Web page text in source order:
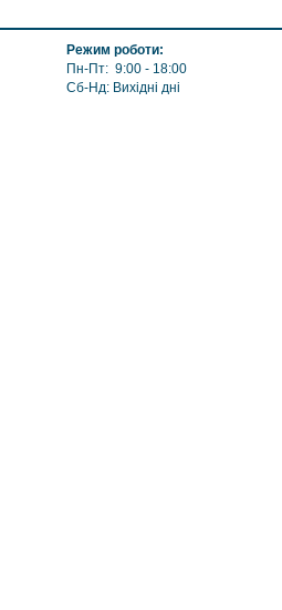
Режим роботи:
Пн-Пт: 9:00 - 18:00
Сб-Нд: Вихідні дні